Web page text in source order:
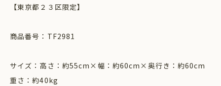
【東京都２３区限定】
商品番号：TF2981
サイズ：高さ：約55cm×幅：約60cm×奥行き：約60cm
重さ：約40kg